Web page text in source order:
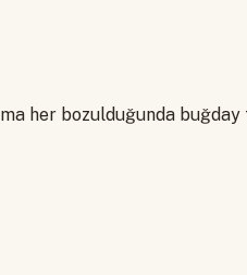
her bozulduğunda buğday